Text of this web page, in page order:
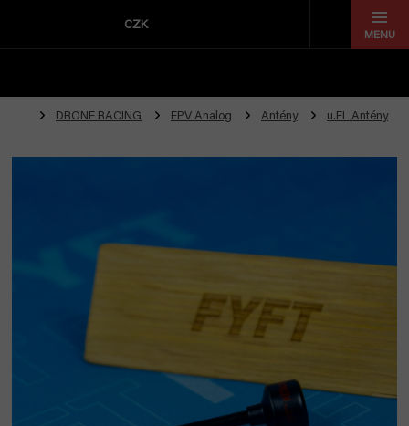
CZK
DRONE RACING FPV Analog Antény u.FL Antény